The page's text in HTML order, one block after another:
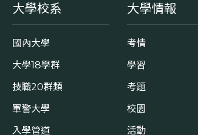
大學校系
國內大學
大學18學群
技職20群類
軍警大學
入學管道
大學情報
考情
學習
考題
校園
活動